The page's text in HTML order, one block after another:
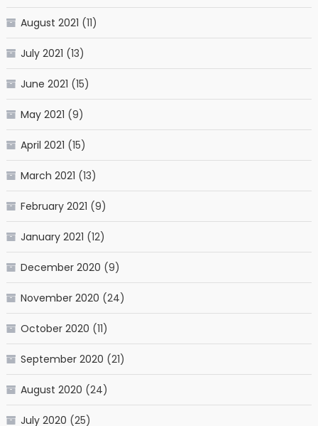
August 2021 (11)
July 2021 (13)
June 2021 (15)
May 2021 (9)
April 2021 (15)
March 2021 (13)
February 2021 (9)
January 2021 (12)
December 2020 (9)
November 2020 (24)
October 2020 (11)
September 2020 (21)
August 2020 (24)
July 2020 (25)